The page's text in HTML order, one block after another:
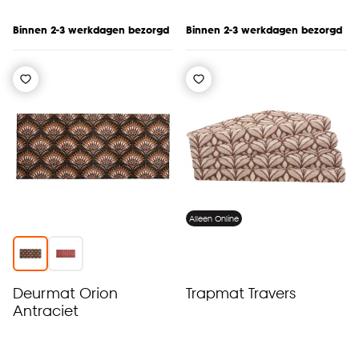
Binnen 2-3 werkdagen bezorgd Binnen 2-3 werkdagen bezorgd
Deurmat Orion
Antraciet
Alleen Online
Trapmat Travers